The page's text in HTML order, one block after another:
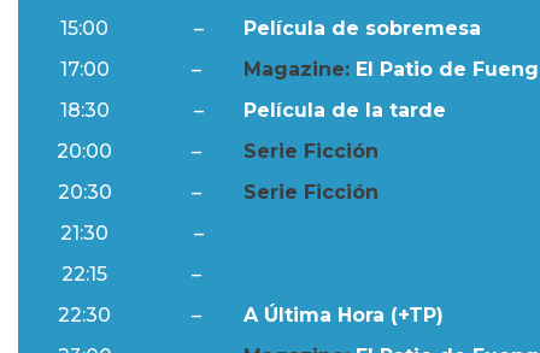
15:00
–
Película de sobremesa
17:00
– Magazine: El Patio de
18:30
–
Película de la tarde
20:00
–
Serie Ficción
20:30
–
Serie Ficción
21:30
–
22:15
–
22:30
–
A Última Hora (+TP)